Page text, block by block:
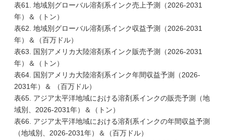
表61. 地域別グローバル溶剤系インク売上予測（2026-2031
年）＆（トン）
表62. 地域別グローバル溶剤系インク収益予測（2026-2031
年）＆（百万ドル）
表63. 国別アメリカ大陸溶剤系インク販売予測（2026-2031
年）＆（トン）
表64. 国別アメリカ大陸溶剤系インク年間収益予測（2026-
2031年）＆ （百万ドル）
表65. アジア太平洋地域における溶剤系インクの販売予測（地
域別、2026-2031年）＆（トン）
表66. アジア太平洋地域における溶剤系インクの年間収益予測
（地域別、2026-2031年）＆（百万ドル）